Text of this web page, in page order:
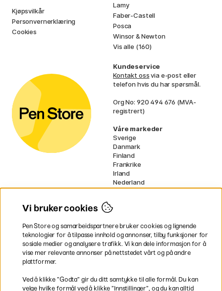
Kjøpsvilkår
Personvernerklæring
Cookies
Lamy
Faber-Castell
Posca
Winsor & Newton
Vis alle (160)
Kundeservice
Kontakt ossvia e-post eller
telefon hvis du har spørsmål.
Org No: 920 494 676 (MVA-
registrert)
Våre markeder
Sverige
Danmark
Finland
Frankrike
Irland
Nederland
Tyskland
* Spesifikkefraktvilkårgjelder for
voluminøse varer.
Vi bruker cookies
Pen Store og samarbeidspartnere bruker cookies og lignende
teknologier for å tilpasse innhold og annonser, tilby funksjoner for
sosiale medier og analysere trafikk. Vi kan dele informasjon for å
vise mer relevante annonser på nettstedet vårt og på andre
plattformer.
Ved å klikke ”Godta” gir du ditt samtykke til alle formål. Du kan
velge hvilke formål ved å klikke ”Innstillinger”, og du kan alltid